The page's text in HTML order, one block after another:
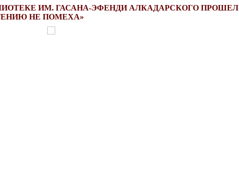
ИМ. ГАСАНА-ЭФЕНДИ АЛКАДАРСКОГО ПРОШЕЛ
НЕ ПОМЕХА»